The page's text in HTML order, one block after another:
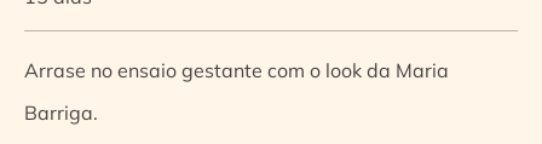
Arrase no ensaio gestante com o look da Maria
Barriga.